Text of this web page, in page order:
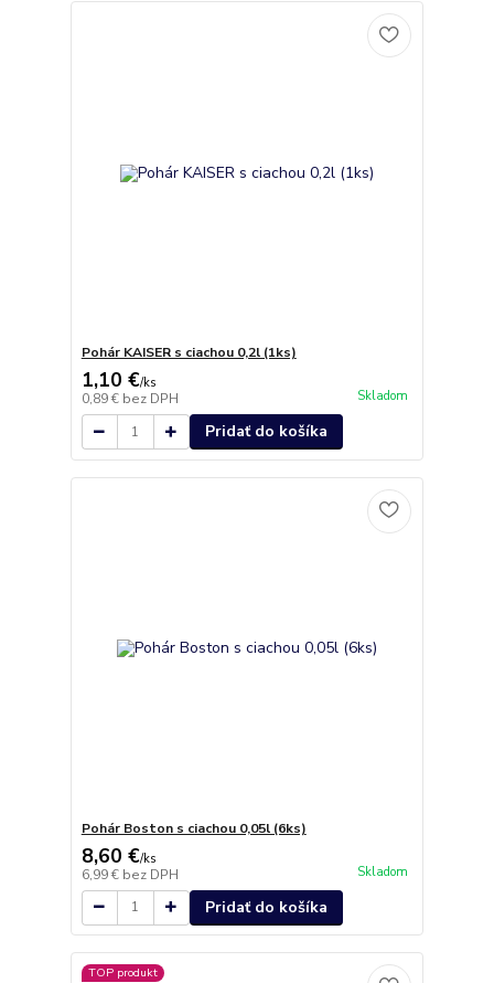
Pohár KAISER s ciachou 0,2l (1ks)
1,10 €/ks
0,89 € bez DPH Skladom
Pridať do košíka
Pohár Boston s ciachou 0,05l (6ks)
8,60 €/ks
6,99 € bez DPH Skladom
Pridať do košíka
TOP produkt